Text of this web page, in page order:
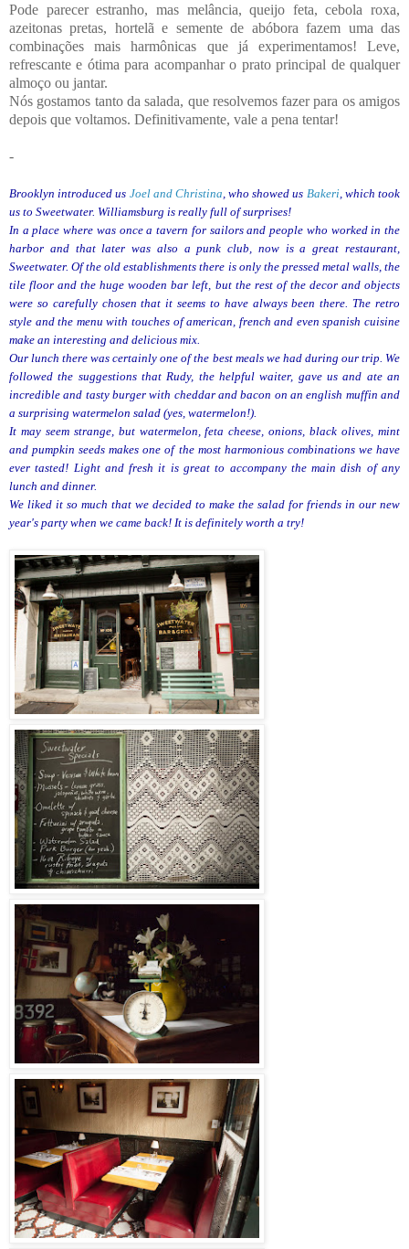
Pode parecer estranho, mas melância, queijo feta, cebola roxa,
azeitonas pretas, hortelã e semente de abóbora fazem uma das
combinações mais harmônicas que já experimentamos! Leve,
refrescante e ótima para acompanhar o prato principal de qualquer
almoço ou jantar.
Nós gostamos tanto da salada, que resolvemos fazer para os amigos
depois que voltamos. Definitivamente, vale a pena tentar!
-
Brooklyn introduced us Joel and Christina , who showed us Bakeri , which took
us to Sweetwater. Williamsburg is really full of surprises!
In a place where was once a tavern for sailors and people who worked in the
harbor and that later was also a punk club, now is a great restaurant,
Sweetwater. Of the old establishments there is only the pressed metal walls, the
tile floor and the huge wooden bar left, but the rest of the decor and objects
were so carefully chosen that it seems to have always been there. The retro
style and the menu with touches of american, french and even spanish cuisine
make an interesting and delicious mix.
Our lunch there was certainly one of the best meals we had during our trip. We
followed the suggestions that Rudy, the helpful waiter, gave us and ate an
incredible and tasty burger with cheddar and bacon on an english muffin and
a surprising watermelon salad (yes, watermelon!).
It may seem strange, but watermelon, feta cheese, onions, black olives, mint
and pumpkin seeds makes one of the most harmonious combinations we have
ever tasted! Light and fresh it is great to accompany the main dish of any
lunch and dinner.
We liked it so much that we decided to make the salad for friends in our new
year's party when we came back! It is definitely worth a try!